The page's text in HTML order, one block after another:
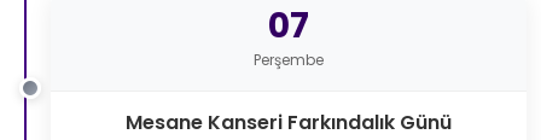
07
Perşembe
Mesane Kanseri Farkındalık Günü